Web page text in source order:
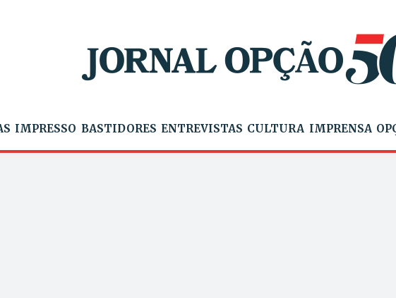
IMPRESSO BASTIDORES ENTREVISTAS CULTURA IMPRENSA